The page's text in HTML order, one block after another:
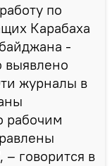
по
Карабаха
-
выявлено
журналы в
рабочим
говорится в